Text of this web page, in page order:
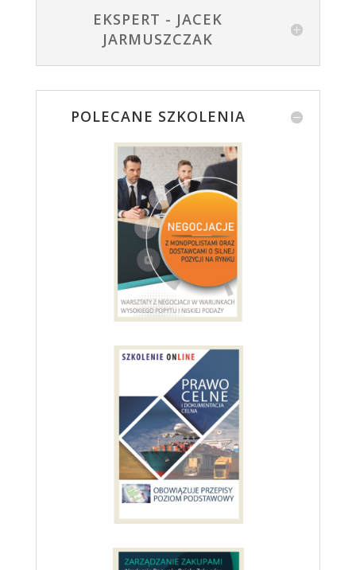
EKSPERT - JACEK
JARMUSZCZAK
POLECANE SZKOLENIA